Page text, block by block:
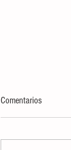
Comentarios